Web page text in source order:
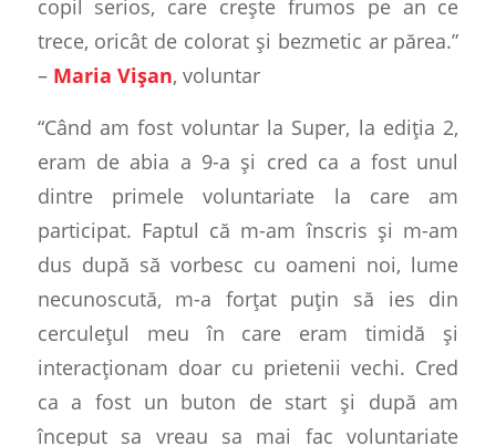
copil serios, care crește frumos pe an ce
trece, oricât de colorat și bezmetic ar părea.”
– Maria Vișan, voluntar
“Când am fost voluntar la Super, la ediția 2,
eram de abia a 9-a și cred ca a fost unul
dintre primele voluntariate la care am
participat. Faptul că m-am înscris și m-am
dus după să vorbesc cu oameni noi, lume
necunoscută, m-a forțat puțin să ies din
cerculețul meu în care eram timidă și
interacționam doar cu prietenii vechi. Cred
ca a fost un buton de start și după am
început sa vreau sa mai fac voluntariate